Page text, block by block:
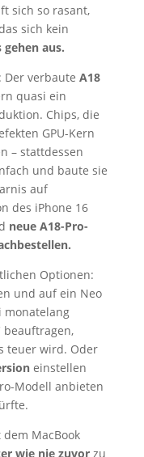
sich so rasant,
sich kein
gehen aus.
Der verbaute A18
quasi ein
Chips, die
GPU-Kern
– stattdessen
und baute sie
auf
des iPhone 16
neue A18-Pro-
Optionen:
und auf ein Neo
monatelang
beauftragen,
teuer wird. Oder
einstellen
Modell anbieten
MacBook
wie nie zuvorzu